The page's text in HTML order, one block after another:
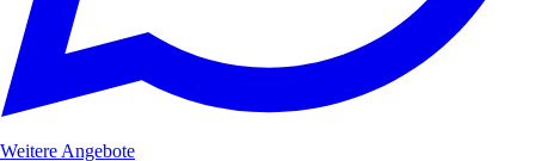
Weitere Angebote